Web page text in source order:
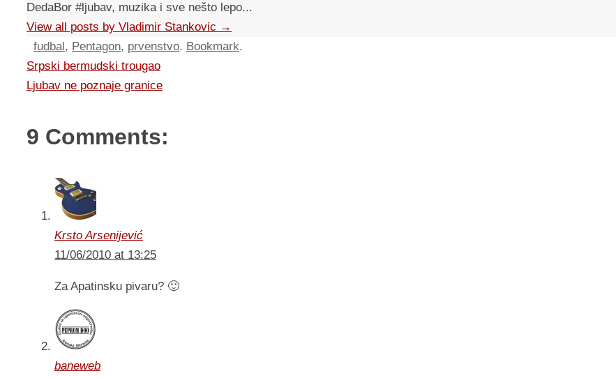
DedaBor #ljubav, muzika i sve nešto lepo...
View all posts by Vladimir Stankovic →
fudbal , Pentagon, prvenstvo. Bookmark.
Srpski bermudski trougao
Ljubav ne poznaje granice
9 Comments:
Krsto Arsenijević
11/06/2010 at 13:25
Za Apatinsku pivaru? 🙂
baneweb